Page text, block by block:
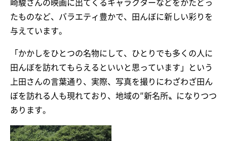
崎駿さんの映画に出てくるキャラクターなどをかたどっ
たものなど、バラエティ豊かで、田んぼに新しい彩りを
与えています。
「かかしをひとつの名物にして、ひとりでも多くの人に
田んぼを訪れてもらえるといいと思っています」という
上田さんの言葉通り、実際、写真を撮りにわざわざ田ん
ぼを訪れる人も現れており、地域の″新名所〟になりつつ
あります。